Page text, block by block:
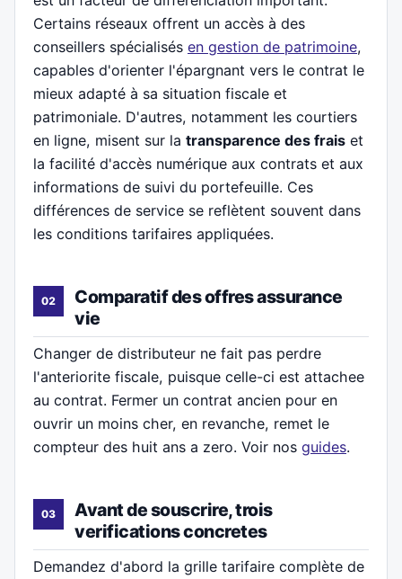
Certains réseaux offrent un accès à des
conseillers spécialisés en gestion de patrimoine,
capables d'orienter l'épargnant vers le contrat le
mieux adapté à sa situation fiscale et
patrimoniale. D'autres, notamment les courtiers
en ligne, misent sur la transparence des frais et
la facilité d'accès numérique aux contrats et aux
informations de suivi du portefeuille. Ces
différences de service se reflètent souvent dans
les conditions tarifaires appliquées.
Comparatif des offres assurance
vie
Changer de distributeur ne fait pas perdre
l'anteriorite fiscale, puisque celle-ci est attachee
au contrat. Fermer un contrat ancien pour en
ouvrir un moins cher, en revanche, remet le
compteur des huit ans a zero. Voir nos guides.
Avant de souscrire, trois
verifications concretes
Demandez d'abord la grille tarifaire complète de